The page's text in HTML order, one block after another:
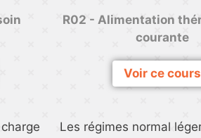
R02 - Alimentation
courante
Voir ce cours
Les régimes normal